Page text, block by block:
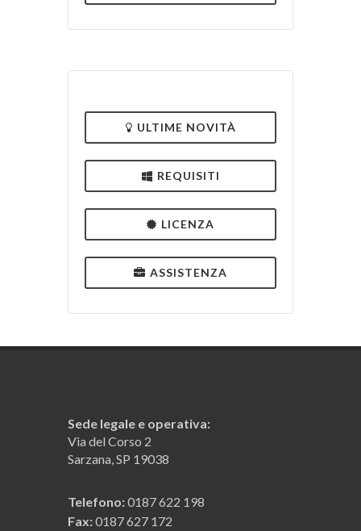
ULTIME NOVITÀ
REQUISITI
LICENZA
ASSISTENZA
Sede legale e operativa:
Via del Corso 2
Sarzana, SP 19038
Telefono:0187 622 198
Fax:0187 627 172